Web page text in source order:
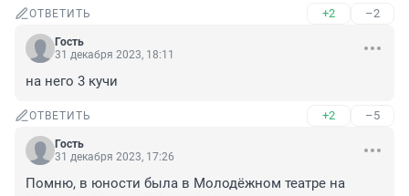
ОТВЕТИТЬ +2 –2
Гость
31 декабря 2023, 18:11
на него 3 кучи
ОТВЕТИТЬ +2 –5
Гость
31 декабря 2023, 17:26
Помню, в юности была в Молодёжном театре на